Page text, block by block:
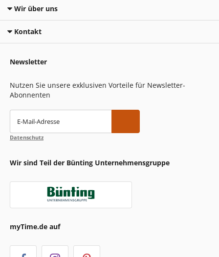
Wir über uns
Kontakt
Newsletter
Nutzen Sie unsere exklusiven Vorteile für Newsletter-
Abonnenten
E-Mail-Adresse
Datenschutz
Wir sind Teil der Bünting Unternehmensgruppe
myTime.de auf